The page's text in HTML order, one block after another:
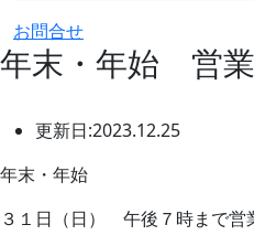
お問合せ
年末・年始 営
更新日:2023.12.25
年末・年始
３１日（日） 午後７時まで営